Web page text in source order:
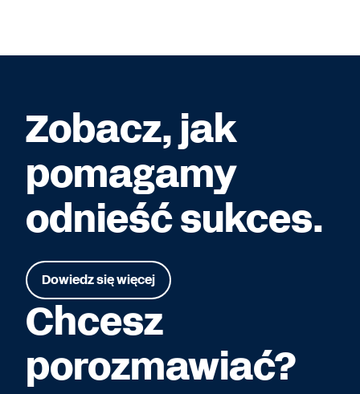
Zobacz, jak
pomagamy
odnieść sukces.
Dowiedz się więcej
Chcesz
porozmawiać?